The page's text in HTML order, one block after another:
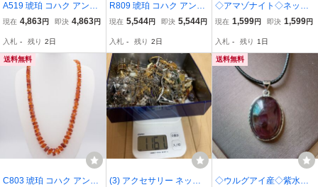
A519 琥珀 コハク アンバ
ー ネックレス デザインカ
現在 4,863円 即決 4,863円
入札 - 残り 2日
R809 琥珀 コハク アンバ
ー ネックレス ミックスカ
現在 5,544円 即決 5,544円
入札 - 残り 2日
◇アマゾナイト◇ネック
レス◇ペンダント◇天然
着袋付◇プレゼントにも0
38P62816
現在 1,599円 即決 1,599円
入札 - 残り 1日
送料無料
C803 琥珀 コハク アンバ
(3) アクセサリー ネック
送料無料
◇ウルグアイ産◇紫水晶